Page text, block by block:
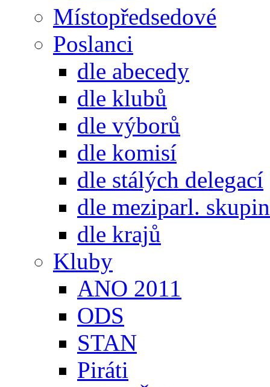
Místopředsedové
Poslanci
dle abecedy
dle klubů
dle výborů
dle komisí
dle stálých delegací
dle meziparl. skupin
dle krajů
Kluby
ANO 2011
ODS
STAN
Piráti